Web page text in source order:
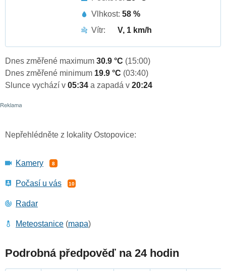
Vlhkost: 58 %
Vítr:
V, 1 km/h
Dnes změřené maximum 30.9 °C (15:00)
Dnes změřené minimum 19.9 °C (03:40)
Slunce vychází v 05:34 a zapadá v 20:24
Nepřehlédněte z lokality Ostopovice:
Kamery 8
Počasí u vás 10
Radar
Meteostanice (mapa)
Podrobná předpověď na 24 hodin